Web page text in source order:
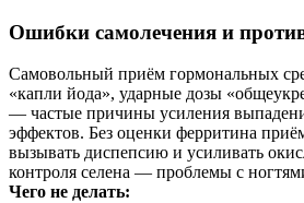
Ошибки самолечения и
Самовольный приём гормональных
«капли йода», ударные дозы
— частые причины усиления
эффектов. Без оценки ферритина
вызывать диспепсию и усиливать
контроля селена — проблемы с
Чего не делать: